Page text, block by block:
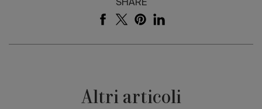
SHARE
Altri articoli